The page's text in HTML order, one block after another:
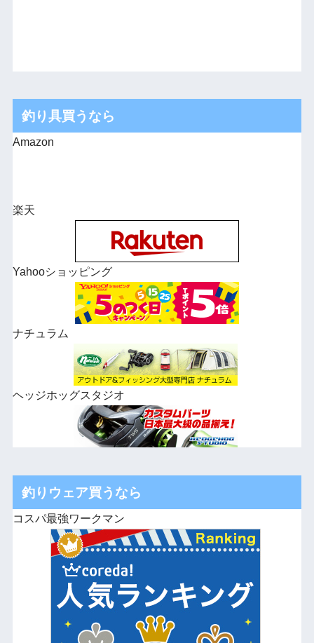
釣り具買うなら
Amazon
楽天
Yahooショッピング
ナチュラム
ヘッジホッグスタジオ
釣りウェア買うなら
コスパ最強ワークマン